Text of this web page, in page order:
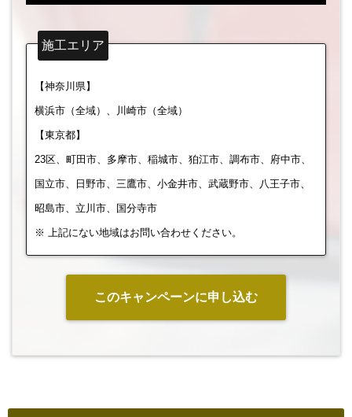
施工エリア
【神奈川県】
横浜市（全域）、川崎市（全域）
【東京都】
23区、町田市、多摩市、稲城市、狛江市、調布市、府中市、
国立市、日野市、三鷹市、小金井市、武蔵野市、八王子市、
昭島市、立川市、国分寺市
※ 上記にない地域はお問い合わせください。
このキャンペーンに申し込む